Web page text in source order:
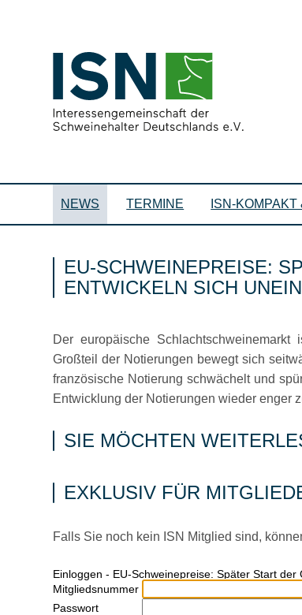
NEWS TERMINE ISN-
EU-SCHWEINEPREISE:
ENTWICKELN SICH
Der europäische
Großteil der Notierungen bewegt sich
französische Notierung schwächelt und
Entwicklung der Notierungen wieder enger
SIE MÖCHTEN
EXKLUSIV FÜR
Falls Sie noch kein ISN Mitglied sind,
Ein­log­gen - EU-Schweinepreise: Später Start
Mitgliedsnummer
Passwort